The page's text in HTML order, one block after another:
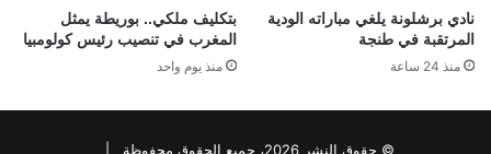
نادي برشلونة يلغي مباراته الودية
المرتقبة في طنجة
منذ 24 ساعة
بتكليف ملكي.. بوريطة يمثل
المغرب في تنصيب رئيس كولومبيا
منذ يوم واحد
© حقوق النشر 2026، جميع الحقوق محفوظة |